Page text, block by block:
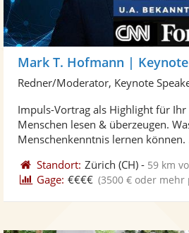
Mark T. Hofmann |
Redner/Moderator, Keynote
Impuls-Vortrag als Highlight für Ihr
Menschen lesen & überzeugen.
Menschenkenntnis lernen können.
Standort: Zürich (CH) - 59 km
Gage: €€€€ (3500 € oder